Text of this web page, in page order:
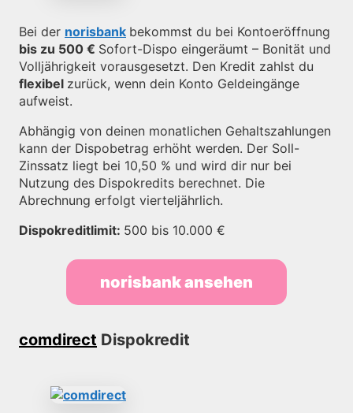
Bei der norisbank bekommst du bei Kontoeröffnung
bis zu 500 € Sofort-Dispo eingeräumt – Bonität und
Volljährigkeit vorausgesetzt. Den Kredit zahlst du
flexibel zurück, wenn dein Konto Geldeingänge
aufweist.
Abhängig von deinen monatlichen Gehaltszahlungen
kann der Dispobetrag erhöht werden. Der Soll-
Zinssatz liegt bei 10,50 % und wird dir nur bei
Nutzung des Dispokredits berechnet. Die
Abrechnung erfolgt vierteljährlich.
Dispokreditlimit: 500 bis 10.000 €
norisbank ansehen
comdirect Dispokredit